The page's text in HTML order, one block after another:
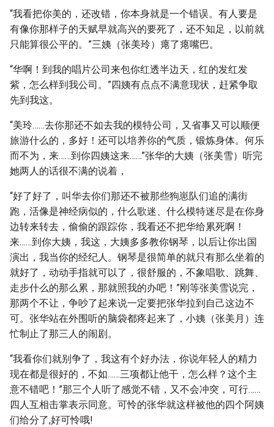
“我看把你美的，还改错，你本身就是一个错误。有人要是
有像你那样子的天赋早就高兴的要死了，还不知足，以前就
只能算很公平的。”三姨（张美玲）瘪了瘪嘴巴。
“华啊！到我的唱片公司来包你红透半边天，红的发红发
紫，怎么样到我公司。”四姨有点点不满意现状，赶紧争取
先到我这。
“美玲……去你那还不如去我的模特公司，又省事又可以顺便
旅游什么的，多好！还可以培养你的气质，锻炼身体。何乐
而不为，来……到你四姨这来……”张华的大姨（张美雪）听完
她两人的话很不满的说着，
“好了好了，叫华去你们那还不被那些狗崽队们追的满街
跑，活像是神经病似的，什么歌迷、什么模特迷尽是在你身
边转来转去，偷偷的跟踪你，我看还不把华给累死啊！
来……到你大姨，我这，大姨多多教你钢琴，以后让你出国
演出，我当你的经纪人。钢琴是很简单的就只有那么坐着的
就好了，动动手指就可以了，很舒服的，不象唱歌、跳舞、
走步什么的那么累，那就照我的办吧！”刚等张美雪说完，
那两个不让，争吵了起来说一定要把张华拉到自己这边不
可。张华站在外围听的脑袋都疼起来了，小姨（张美月）连
忙制止了那三人的闹剧。
“我看你们就别争了，我这有个好办法，你说年轻人的精力
现在都是很好的，不如……三项都让他干，怎么样？这个主
意不错吧！”那三个人听了感觉不错，又不会冲突，可行……
四人互相击掌表示同意。可怜的张华就这样被他的四个阿姨
们给分了,好可怜哦!